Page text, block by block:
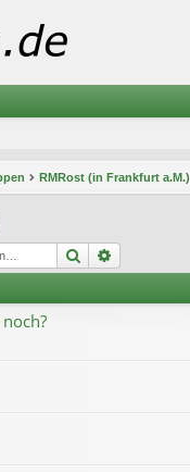
RMRost (in Frankfurt a.M.)
Suche